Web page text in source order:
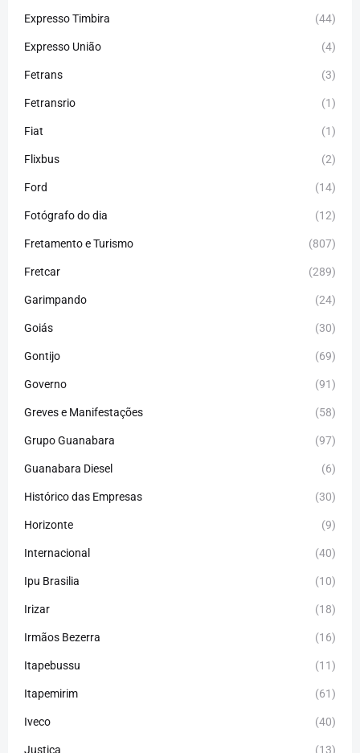
Expresso Timbira (44)
Expresso União (4)
Fetrans (3)
Fetransrio (1)
Fiat (1)
Flixbus (2)
Ford (14)
Fotógrafo do dia (12)
Fretamento e Turismo (807)
Fretcar (289)
Garimpando (24)
Goiás (30)
Gontijo (69)
Governo (91)
Greves e Manifestações (58)
Grupo Guanabara (97)
Guanabara Diesel (6)
Histórico das Empresas (30)
Horizonte (9)
Internacional (40)
Ipu Brasilia (10)
Irizar (18)
Irmãos Bezerra (16)
Itapebussu (11)
Itapemirim (61)
Iveco (40)
Justiça (13)